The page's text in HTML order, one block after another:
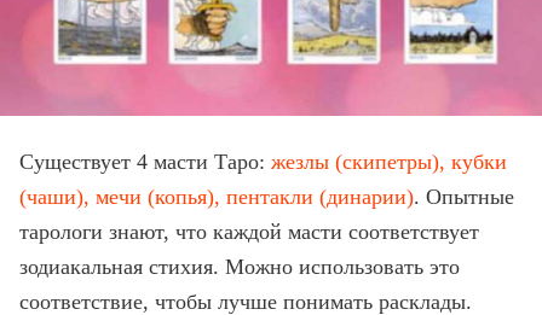
Существует 4 масти Таро: жезлы (скипетры), кубки
(чаши), мечи (копья), пентакли (динарии). Опытные
тарологи знают, что каждой масти соответствует
зодиакальная стихия. Можно использовать это
соответствие, чтобы лучше понимать расклады.